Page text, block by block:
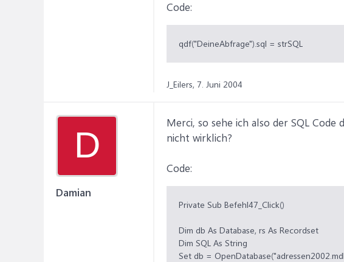
Code:
qdf("DeineAbfrage").sql = strSQL
J_Eilers, 7. Juni 2004
D
Damian
Merci, so sehe ich also der SQL
nicht wirklich?
Code:
Private Sub Befehl47_Click()
Dim db As Database, rs As Recordset
Dim SQL As String
Set db =